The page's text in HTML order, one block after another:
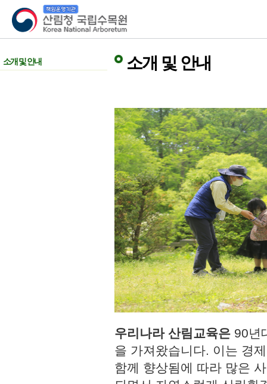
산림청 국립수목원
소개 및 안내 소개 및 안내
우리나라 산림교육은 90년
을 가져왔습니다. 이는 경
함께 향상됨에 따라 많은